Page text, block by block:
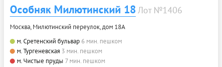
Особняк Милютинский 18Лот №1406
Москва, Милютинский переулок, дом 18А
м. Сретенский бульвар 6 мин. пешком
м. Тургеневская 3 мин. пешком
м. Чистые пруды 7 мин. пешком